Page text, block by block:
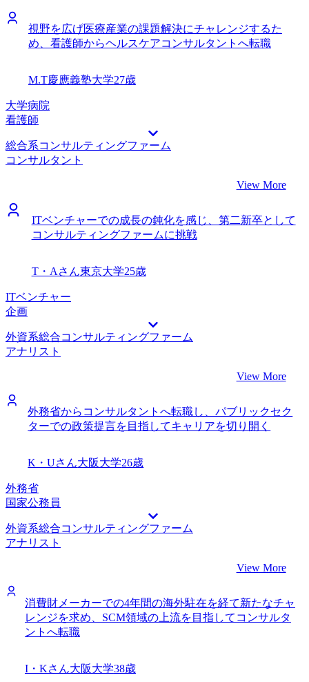
視野を広げ医療産業の課題解決にチャレンジするた
め、看護師からヘルスケアコンサルタントへ転職
M.T慶應義塾大学27歳
大学病院
看護師
総合系コンサルティングファーム
コンサルタント
View More
ITベンチャーでの成長の鈍化を感じ、第二新卒として
コンサルティングファームに挑戦
T・Aさん東京大学25歳
ITベンチャー
企画
外資系総合コンサルティングファーム
アナリスト
View More
外務省からコンサルタントへ転職し、パブリックセク
ターでの政策提言を目指してキャリアを切り開く
K・Uさん大阪大学26歳
外務省
国家公務員
外資系総合コンサルティングファーム
アナリスト
View More
消費財メーカーでの4年間の海外駐在を経て新たなチャ
レンジを求め、SCM領域の上流を目指してコンサルタ
ントへ転職
I・Kさん大阪大学38歳